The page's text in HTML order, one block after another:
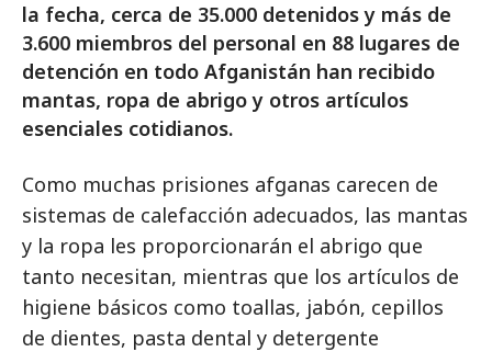
la fecha, cerca de 35.000 detenidos y más de
3.600 miembros del personal en 88 lugares de
detención en todo Afganistán han recibido
mantas, ropa de abrigo y otros artículos
esenciales cotidianos.
Como muchas prisiones afganas carecen de
sistemas de calefacción adecuados, las mantas
y la ropa les proporcionarán el abrigo que
tanto necesitan, mientras que los artículos de
higiene básicos como toallas, jabón, cepillos
de dientes, pasta dental y detergente